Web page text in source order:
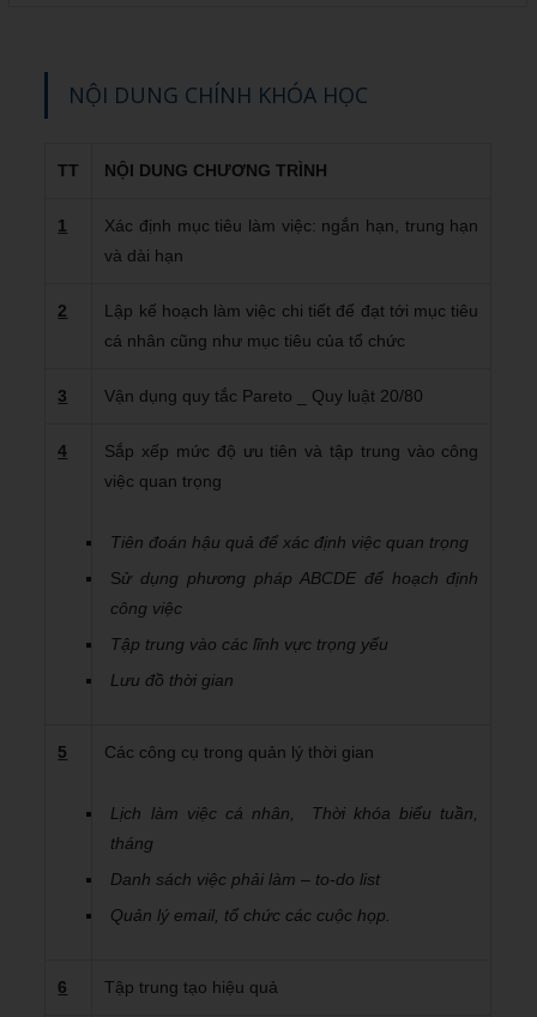
NỘI DUNG CHÍNH KHÓA HỌC
TT NỘI DUNG CHƯƠNG TRÌNH
1
Xác định mục tiêu làm việc: ngắn hạn, trung hạn
và dài hạn
2
Lập kế hoạch làm việc chi tiết để đạt tới mục tiêu
cá nhân cũng như mục tiêu của tổ chức
3 Vận dụng quy tắc Pareto _ Quy luật 20/80
4
Sắp xếp mức độ ưu tiên và tập trung vào công
việc quan trọng
Tiên đoán hậu quả để xác định việc quan trọng
Sử dụng phương pháp ABCDE để hoạch định
công việc
Tập trung vào các lĩnh vực trọng yếu
Lưu đồ thời gian
5 Các công cụ trong quản lý thời gian
Lịch làm việc cá nhân, Thời khóa biểu tuần,
tháng
Danh sách việc phải làm – to-do list
Quản lý email, tổ chức các cuộc họp.
6 Tập trung tạo hiệu quả